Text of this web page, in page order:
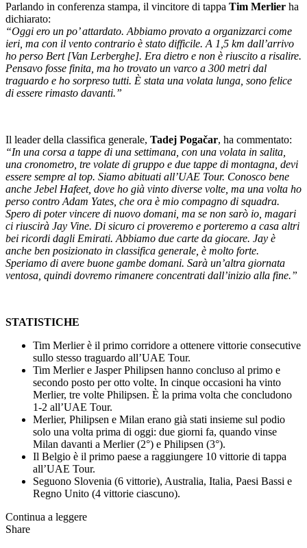
Parlando in conferenza stampa, il vincitore di tappa Tim Merlier ha
dichiarato:
“Oggi ero un po’ attardato. Abbiamo provato a organizzarci come
ieri, ma con il vento contrario è stato difficile. A 1,5 km dall’arrivo
ho perso Bert [Van Lerberghe]. Era dietro e non è riuscito a risalire.
Pensavo fosse finita, ma ho trovato un varco a 300 metri dal
traguardo e ho sorpreso tutti. È stata una volata lunga, sono felice
di essere rimasto davanti.”
Il leader della classifica generale, Tadej Pogačar, ha commentato:
“In una corsa a tappe di una settimana, con una volata in salita,
una cronometro, tre volate di gruppo e due tappe di montagna, devi
essere sempre al top. Siamo abituati all’UAE Tour. Conosco bene
anche Jebel Hafeet, dove ho già vinto diverse volte, ma una volta ho
perso contro Adam Yates, che ora è mio compagno di squadra.
Spero di poter vincere di nuovo domani, ma se non sarò io, magari
ci riuscirà Jay Vine. Di sicuro ci proveremo e porteremo a casa altri
bei ricordi dagli Emirati. Abbiamo due carte da giocare. Jay è
anche ben posizionato in classifica generale, è molto forte.
Speriamo di avere buone gambe domani. Sarà un’altra giornata
ventosa, quindi dovremo rimanere concentrati dall’inizio alla fine.”
STATISTICHE
Tim Merlier è il primo corridore a ottenere vittorie consecutive
sullo stesso traguardo all’UAE Tour.
Tim Merlier e Jasper Philipsen hanno concluso al primo e
secondo posto per otto volte. In cinque occasioni ha vinto
Merlier, tre volte Philipsen. È la prima volta che concludono
1-2 all’UAE Tour.
Merlier, Philipsen e Milan erano già stati insieme sul podio
solo una volta prima di oggi: due giorni fa, quando vinse
Milan davanti a Merlier (2°) e Philipsen (3°).
Il Belgio è il primo paese a raggiungere 10 vittorie di tappa
all’UAE Tour.
Seguono Slovenia (6 vittorie), Australia, Italia, Paesi Bassi e
Regno Unito (4 vittorie ciascuno).
Continua a leggere
Share